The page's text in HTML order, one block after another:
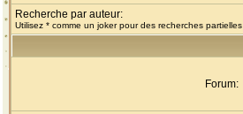
Recherche par auteur:
Utilisez * comme un joker pour des recherches partielles
Forum: